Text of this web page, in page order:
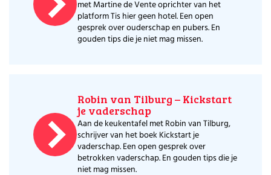
met Martine de Vente oprichter van het
platform Tis hier geen hotel. Een open
gesprek over ouderschap en pubers. En
gouden tips die je niet mag missen.
Robin van Tilburg – Kickstart
je vaderschap
Aan de keukentafel met Robin van Tilburg,
schrijver van het boek Kickstart je
vaderschap. Een open gesprek over
betrokken vaderschap. En gouden tips die je
niet mag missen.